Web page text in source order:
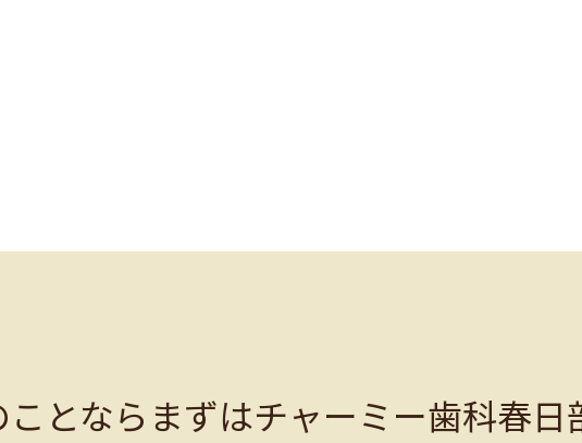
とならまずはチャーミー歯科春日